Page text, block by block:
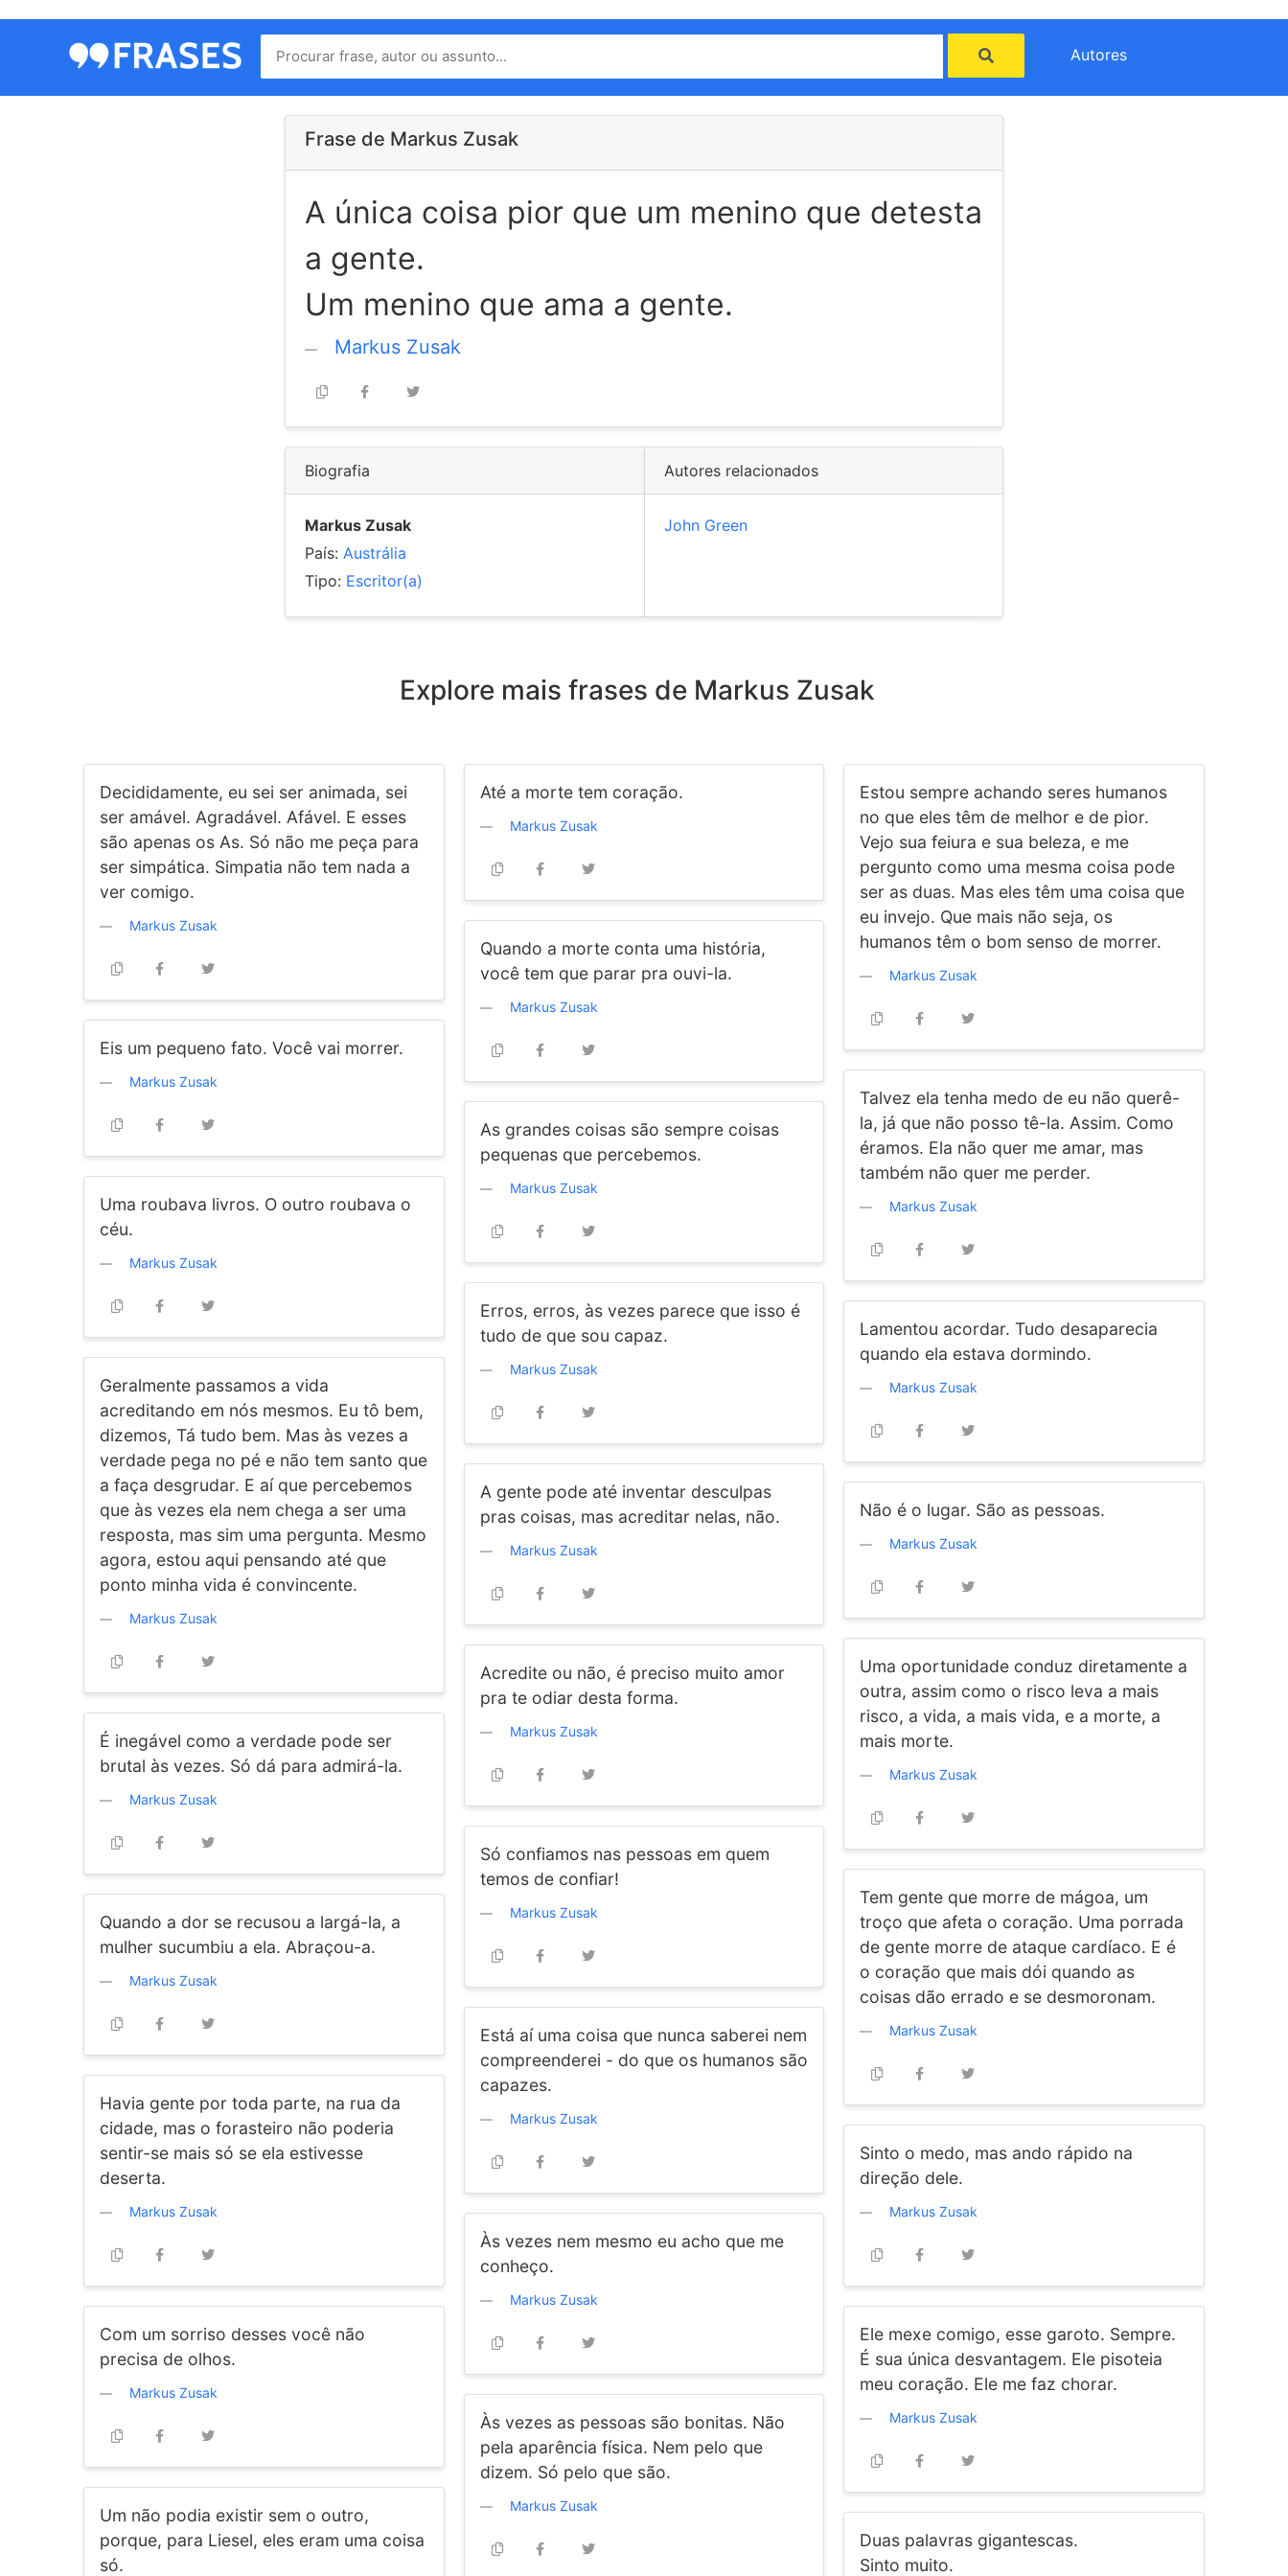
Autores
Menu
Frase de Markus Zusak
A única coisa pior que um menino que detesta
a gente.
Um menino que ama a gente.
Markus Zusak
Biografia
Markus Zusak
País: Austrália
Tipo: Escritor(a)
Autores relacionados
John Green
Explore mais frases de Markus Zusak
Decididamente, eu sei ser animada, sei
ser amável. Agradável. Afável. E esses
são apenas os As. Só não me peça para
ser simpática. Simpatia não tem nada a
ver comigo.
Markus Zusak
Eis um pequeno fato. Você vai morrer.
Markus Zusak
Uma roubava livros. O outro roubava o
céu.
Markus Zusak
Geralmente passamos a vida
acreditando em nós mesmos. Eu tô bem,
dizemos, Tá tudo bem. Mas às vezes a
verdade pega no pé e não tem santo que
a faça desgrudar. E aí que percebemos
que às vezes ela nem chega a ser uma
resposta, mas sim uma pergunta. Mesmo
agora, estou aqui pensando até que
ponto minha vida é convincente.
Markus Zusak
É inegável como a verdade pode ser
brutal às vezes. Só dá para admirá-la.
Markus Zusak
Quando a dor se recusou a largá-la, a
mulher sucumbiu a ela. Abraçou-a.
Markus Zusak
Havia gente por toda parte, na rua da
cidade, mas o forasteiro não poderia
sentir-se mais só se ela estivesse
deserta.
Markus Zusak
Com um sorriso desses você não
precisa de olhos.
Markus Zusak
Um não podia existir sem o outro,
porque, para Liesel, eles eram uma coisa
só.
Até a morte tem coração.
Markus Zusak
Quando a morte conta uma história,
você tem que parar pra ouvi-la.
Markus Zusak
As grandes coisas são sempre coisas
pequenas que percebemos.
Markus Zusak
Erros, erros, às vezes parece que isso é
tudo de que sou capaz.
Markus Zusak
A gente pode até inventar desculpas
pras coisas, mas acreditar nelas, não.
Markus Zusak
Acredite ou não, é preciso muito amor
pra te odiar desta forma.
Markus Zusak
Só confiamos nas pessoas em quem
temos de confiar!
Markus Zusak
Está aí uma coisa que nunca saberei nem
compreenderei - do que os humanos são
capazes.
Markus Zusak
Às vezes nem mesmo eu acho que me
conheço.
Markus Zusak
Às vezes as pessoas são bonitas. Não
pela aparência física. Nem pelo que
dizem. Só pelo que são.
Markus Zusak
Estou sempre achando seres humanos
no que eles têm de melhor e de pior.
Vejo sua feiura e sua beleza, e me
pergunto como uma mesma coisa pode
ser as duas. Mas eles têm uma coisa que
eu invejo. Que mais não seja, os
humanos têm o bom senso de morrer.
Markus Zusak
Talvez ela tenha medo de eu não querê-
la, já que não posso tê-la. Assim. Como
éramos. Ela não quer me amar, mas
também não quer me perder.
Markus Zusak
Lamentou acordar. Tudo desaparecia
quando ela estava dormindo.
Markus Zusak
Não é o lugar. São as pessoas.
Markus Zusak
Uma oportunidade conduz diretamente a
outra, assim como o risco leva a mais
risco, a vida, a mais vida, e a morte, a
mais morte.
Markus Zusak
Tem gente que morre de mágoa, um
troço que afeta o coração. Uma porrada
de gente morre de ataque cardíaco. E é
o coração que mais dói quando as
coisas dão errado e se desmoronam.
Markus Zusak
Sinto o medo, mas ando rápido na
direção dele.
Markus Zusak
Ele mexe comigo, esse garoto. Sempre.
É sua única desvantagem. Ele pisoteia
meu coração. Ele me faz chorar.
Markus Zusak
Duas palavras gigantescas.
Sinto muito.